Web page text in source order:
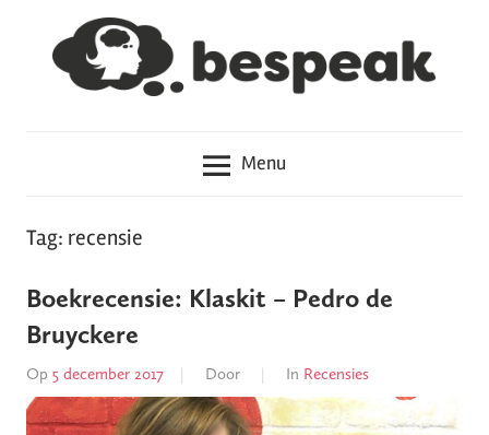
in
hoofd?
Menu
Tag: recensie
Boekrecensie: Klaskit – Pedro de
Bruyckere
Op 5 december 2017 Door In Recensies